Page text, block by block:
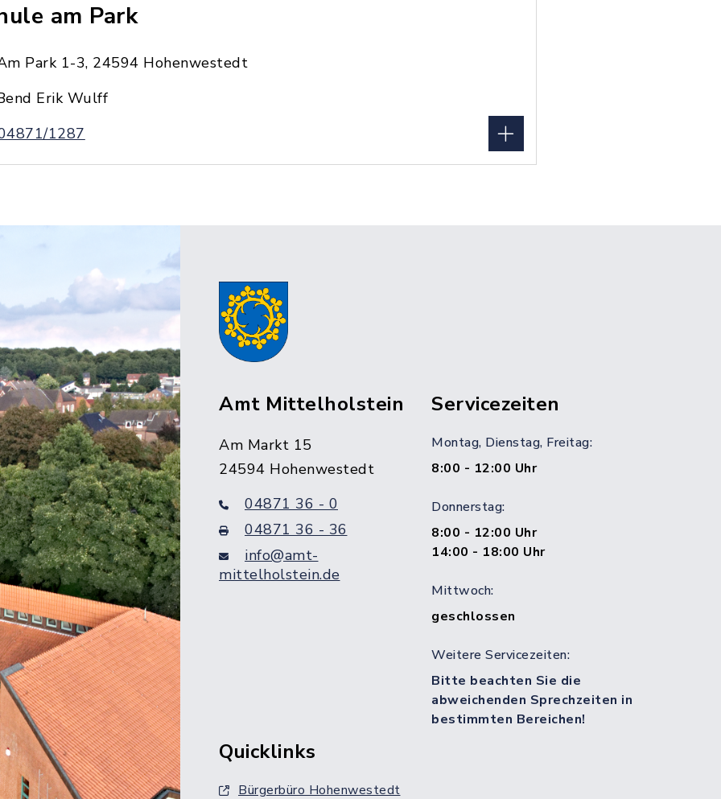
am Park
Park 1-3, 24594 Hohenwestedt
Erik Wulff
1287
Amt Mittelholstein
Am Markt 15
24594 Hohenwestedt
04871 36 - 0
04871 36 - 36
info@amt-
mittelholstein.de
Servicezeiten
Montag, Dienstag, Freitag:
8:00 - 12:00 Uhr
Donnerstag:
8:00 - 12:00 Uhr
14:00 - 18:00 Uhr
Mittwoch:
geschlossen
Weitere Servicezeiten:
Bitte beachten Sie die
abweichenden Sprechzeiten in
bestimmten Bereichen!
Quicklinks
Bürgerbüro Hohenwestedt